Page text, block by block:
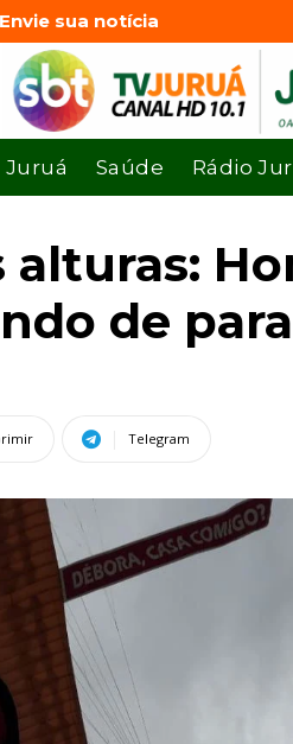
Envie sua notícia
Juruá Saúde Rádio
de
Telegram